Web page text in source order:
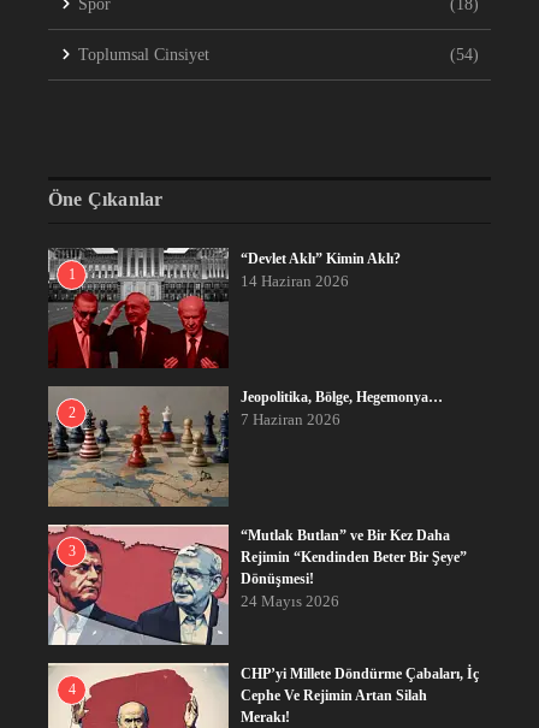
Spor (18)
Toplumsal Cinsiyet (54)
Öne Çıkanlar
1
“Devlet Aklı” Kimin Aklı?
14 Haziran 2026
2
Jeopolitika, Bölge, Hegemonya…
7 Haziran 2026
3
“Mutlak Butlan” ve Bir Kez Daha
Rejimin “Kendinden Beter Bir Şeye”
Dönüşmesi!
24 Mayıs 2026
4
CHP’yi Millete Döndürme Çabaları, İç
Cephe Ve Rejimin Artan Silah
Merakı!